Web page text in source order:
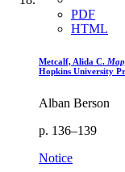
PDF
HTML
Metcalf, Alida C.
Hopkins University
Alban Berson
p. 136–139
Notice